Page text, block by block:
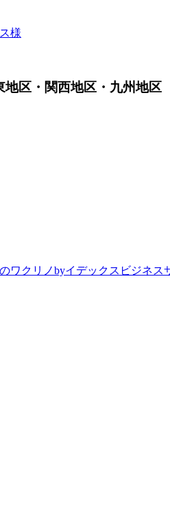
様
地区・関西地区・九州地区